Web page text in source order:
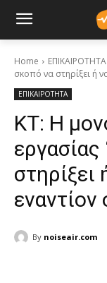
Home ΕΠΙΚΑΙΡΟΤΗΤΑ
σκοπό να στηρίξει ή
ΕΠΙΚΑΙΡΟΤΗΤΑ
ΚΤ: Η
εργασίας
στηρίξει
εναντίον
By noiseair.com